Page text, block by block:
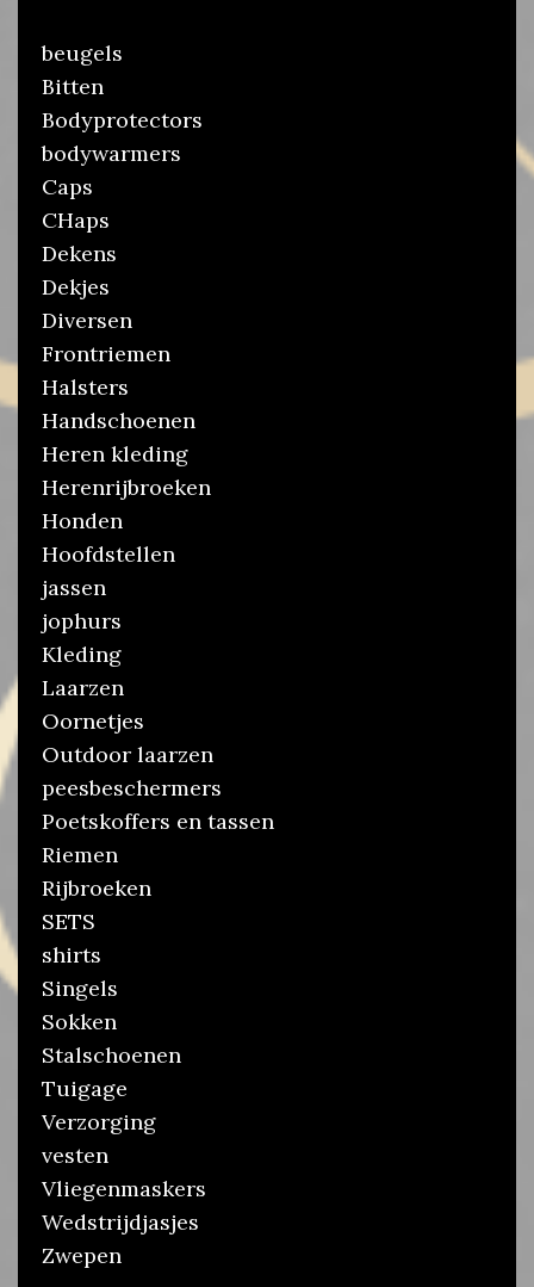
beugels
Bitten
Bodyprotectors
bodywarmers
Caps
CHaps
Dekens
Dekjes
Diversen
Frontriemen
Halsters
Handschoenen
Heren kleding
Herenrijbroeken
Honden
Hoofdstellen
jassen
jophurs
Kleding
Laarzen
Oornetjes
Outdoor laarzen
peesbeschermers
Poetskoffers en tassen
Riemen
Rijbroeken
SETS
shirts
Singels
Sokken
Stalschoenen
Tuigage
Verzorging
vesten
Vliegenmaskers
Wedstrijdjasjes
Zwepen